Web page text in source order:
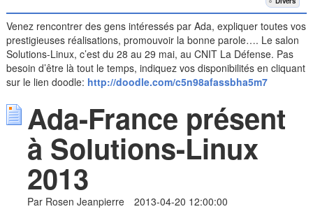
Venez rencontrer des gens intéressés par Ada, expliquer toutes vos
prestigieuses réalisations, promouvoir la bonne parole…. Le salon
Solutions-Linux, c’est du 28 au 29 mai, au CNIT La Défense. Pas
besoin d’être là tout le temps, indiquez vos disponibilités en cliquant
sur le lien doodle: http://doodle.com/c5n98afassbha5m7
Ada-France présent
à Solutions-Linux
2013
Par Rosen Jeanpierre 2013-04-20 12:00:00